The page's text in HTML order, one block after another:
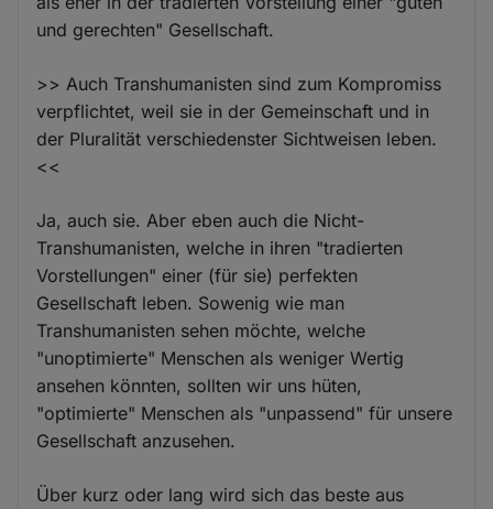
und gerechten" Gesellschaft.
>> Auch Transhumanisten sind zum Kompromiss
verpflichtet, weil sie in der Gemeinschaft und in
der Pluralität verschiedenster Sichtweisen leben.
<<
Ja, auch sie. Aber eben auch die Nicht-
Transhumanisten, welche in ihren "tradierten
Vorstellungen" einer (für sie) perfekten
Gesellschaft leben. Sowenig wie man
Transhumanisten sehen möchte, welche
"unoptimierte" Menschen als weniger Wertig
ansehen könnten, sollten wir uns hüten,
"optimierte" Menschen als "unpassend" für unsere
Gesellschaft anzusehen.
Über kurz oder lang wird sich das beste aus